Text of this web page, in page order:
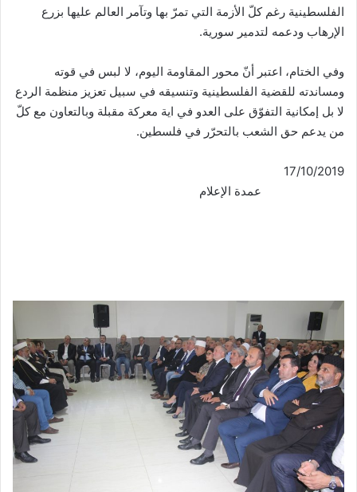
الفلسطينية رغم كلّ الأزمة التي تمرّ بها وتآمر العالم عليها بزرع
الإرهاب ودعمه لتدمير سورية.
وفي الختام، اعتبر أنّ محور المقاومة اليوم، لا لبس في قوته
ومساندته للقضية الفلسطينية وتنسيقه في سبيل تعزيز منظمة الردع
لا بل إمكانية التفوّق على العدو في اية معركة مقبلة وبالتعاون مع كلّ
من يدعم حق الشعب بالتحرّر في فلسطين.
عمدة الإعلام